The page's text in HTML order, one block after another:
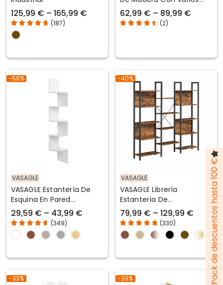
125,99 € – 165,99 €
(187)
Niveles Para Salón Y
Estudio
62,99 € – 89,99 €
(2)
-56%
VASAGLE
VASAGLE Estantería De
Esquina En Pared
Esquinera Libros Para
Dormitorio Sala De Estar
29,59 € – 43,99 €
(349)
-40%
VASAGLE
VASAGLE Librería
Estantería De
Almacenamiento Con
Estantes Marco De Metal
79,99 € – 129,99 €
(330)
-33% -39% Pack de descuentos hasta 100 €